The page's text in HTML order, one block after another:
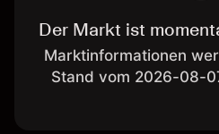
Der Markt ist
Marktinformationen
Stand vom 2026-08-